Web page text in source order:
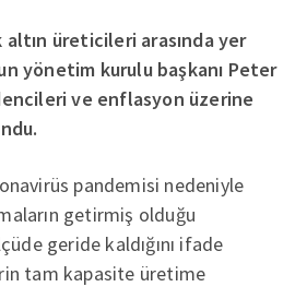
altın üreticileri arasında yer
yönetim kurulu başkanı Peter
ve enflasyon üzerine
pandemisi nedeniyle
getirmiş olduğu
geride kaldığını ifade
tam kapasite üretime